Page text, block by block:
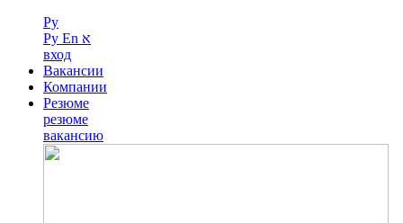
Ру
Ру En א
вход
Вакансии
Компании
Резюме
резюме
вакансию